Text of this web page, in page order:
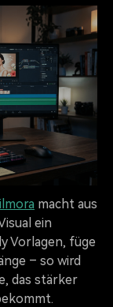
macht aus
ein
Vorlagen, füge
– so wird
das stärker